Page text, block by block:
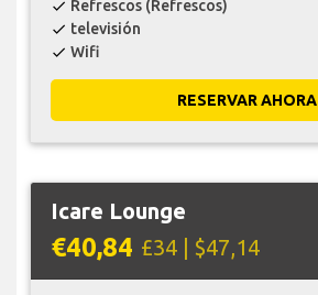
check Refrescos (Refrescos)
check televisión
check Wifi
RESERVAR AHORA
Icare Lounge
€40,84 £34 | $47,14